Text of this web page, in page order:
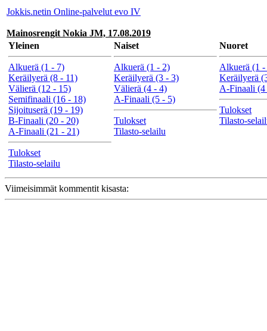
Jokkis.netin Online-palvelut evo IV
Mainosrengit Nokia JM, 17.08.2019
Yleinen
Alkuerä (1 - 7)
Keräilyerä (8 - 11)
Välierä (12 - 15)
Semifinaali (16 - 18)
Sijoituserä (19 - 19)
B-Finaali (20 - 20)
A-Finaali (21 - 21)
Tulokset
Tilasto-selailu
Naiset
Alkuerä (1 - 2)
Keräilyerä (3 - 3)
Välierä (4 - 4)
A-Finaali (5 - 5)
Tulokset
Tilasto-selailu
Nuoret
Alkuerä (1 -
Keräilyerä
A-Finaali (4
Tulokset
Tilasto-
Viimeisimmät kommentit kisasta: